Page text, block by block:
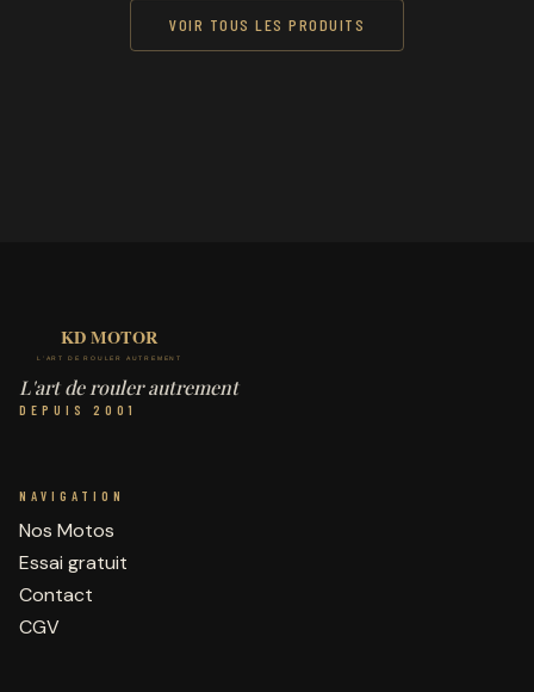
VOIR TOUS LES PRODUITS
L'art de rouler autrement
DEPUIS 2001
NAVIGATION
Nos Motos
Essai gratuit
Contact
CGV